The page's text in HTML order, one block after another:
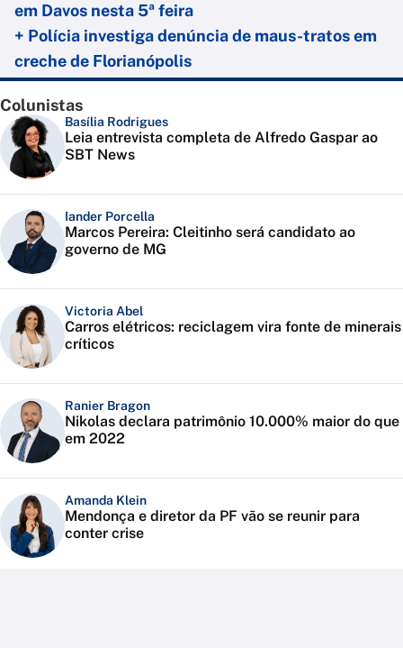
em Davos nesta 5ª feira
+ Polícia investiga denúncia de maus-tratos em
creche de Florianópolis
Colunistas
Basília Rodrigues
Leia entrevista completa de Alfredo Gaspar ao
SBT News
Iander Porcella
Marcos Pereira: Cleitinho será candidato ao
governo de MG
Victoria Abel
Carros elétricos: reciclagem vira fonte de minerais
críticos
Ranier Bragon
Nikolas declara patrimônio 10.000% maior do que
em 2022
Amanda Klein
Mendonça e diretor da PF vão se reunir para
conter crise